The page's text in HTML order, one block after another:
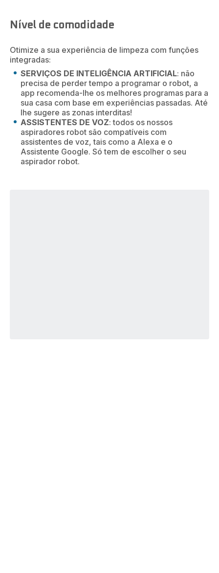
Nível de comodidade
Otimize a sua experiência de limpeza com funções
integradas:
SERVIÇOS DE INTELIGÊNCIA ARTIFICIAL: não
precisa de perder tempo a programar o robot, a
app recomenda-lhe os melhores programas para a
sua casa com base em experiências passadas. Até
lhe sugere as zonas interditas!
ASSISTENTES DE VOZ: todos os nossos
aspiradores robot são compatíveis com
assistentes de voz, tais como a Alexa e o
Assistente Google. Só tem de escolher o seu
aspirador robot.